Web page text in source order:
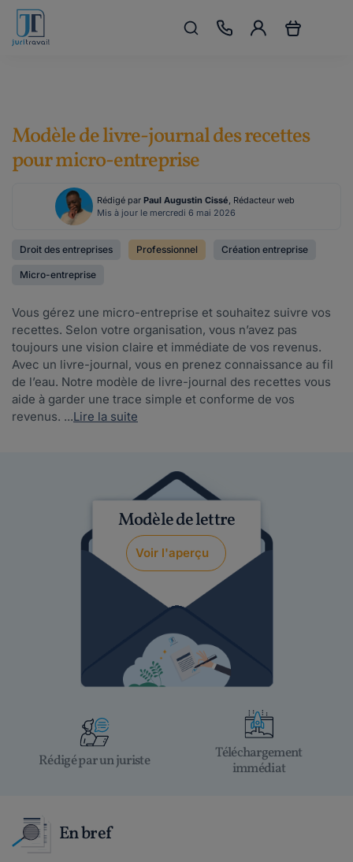
Modèle de lettre
Voir l'aperçu
Modèle de livre-journal des recettes
pour micro-entreprise
Rédigé par Paul Augustin Cissé, Rédacteur web
Mis à jour le mercredi 6 mai 2026
Droit des entreprises Professionnel Création entreprise
Micro-entreprise
Vous gérez une micro-entreprise et souhaitez suivre vos
recettes. Selon votre organisation, vous n’avez pas
toujours une vision claire et immédiate de vos revenus.
Avec un livre-journal, vous en prenez connaissance au fil
de l’eau. Notre modèle de livre-journal des recettes vous
aide à garder une trace simple et conforme de vos
revenus. ...Lire la suite
Rédigé par un juriste
Téléchargement
immédiat
En bref